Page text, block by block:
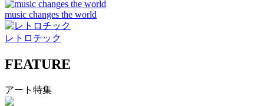
music changes the world
レトロチック
FEATURE
アート特集